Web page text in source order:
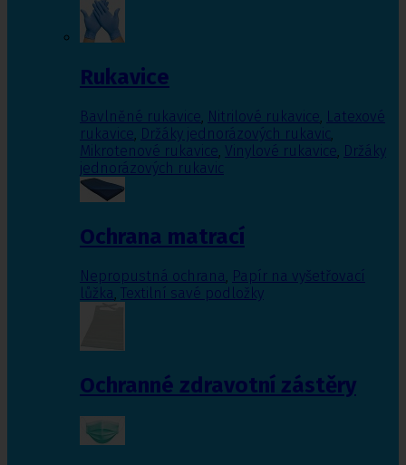
Rukavice
Bavlněné rukavice, Nitrilové rukavice, Latexové
rukavice, Držáky jednorázových rukavic,
Mikrotenové rukavice, Vinylové rukavice, Držáky
jednorázových rukavic
Ochrana matrací
Nepropustná ochrana, Papír na vyšetřovací
lůžka, Textilní savé podložky
Ochranné zdravotní zástěry